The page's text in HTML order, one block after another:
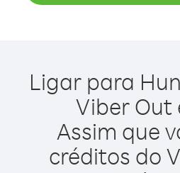
Ligar para
Viber Out
Assim que
créditos do